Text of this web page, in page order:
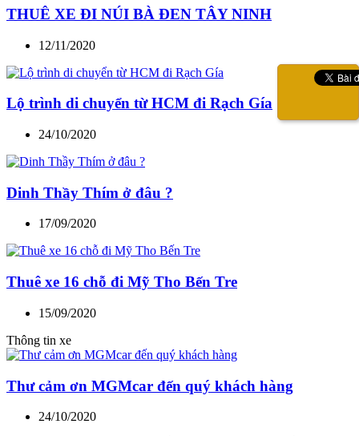
THUÊ XE ĐI NÚI BÀ ĐEN TÂY NINH
12/11/2020
Lộ trình di chuyển từ HCM đi Rạch Gía
24/10/2020
Dinh Thầy Thím ở đâu ?
17/09/2020
Thuê xe 16 chỗ đi Mỹ Tho Bến Tre
15/09/2020
Thông tin xe
Thư cảm ơn MGMcar đến quý khách hàng
24/10/2020